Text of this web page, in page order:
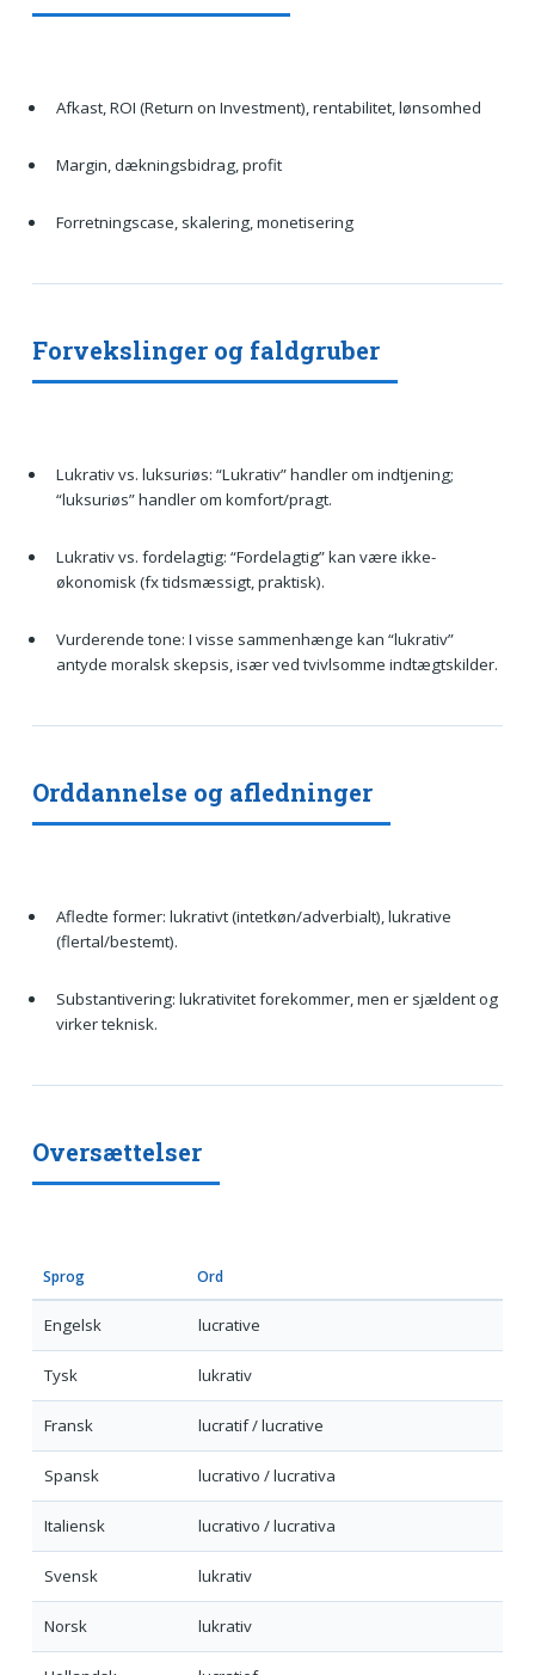
Afkast, ROI (Return on Investment), rentabilitet, lønsomhed
Margin, dækningsbidrag, profit
Forretningscase, skalering, monetisering
Forvekslinger og faldgruber
Lukrativ vs. luksuriøs: “Lukrativ” handler om indtjening;
“luksuriøs” handler om komfort/pragt.
Lukrativ vs. fordelagtig: “Fordelagtig” kan være ikke-
økonomisk (fx tidsmæssigt, praktisk).
Vurderende tone: I visse sammenhænge kan “lukrativ”
antyde moralsk skepsis, især ved tvivlsomme indtægtskilder.
Orddannelse og afledninger
Afledte former: lukrativt (intetkøn/adverbialt), lukrative
(flertal/bestemt).
Substantivering: lukrativitet forekommer, men er sjældent og
virker teknisk.
Oversættelser
Sprog Ord
Engelsk lucrative
Tysk lukrativ
Fransk lucratif / lucrative
Spansk lucrativo / lucrativa
Italiensk lucrativo / lucrativa
Svensk lukrativ
Norsk lukrativ